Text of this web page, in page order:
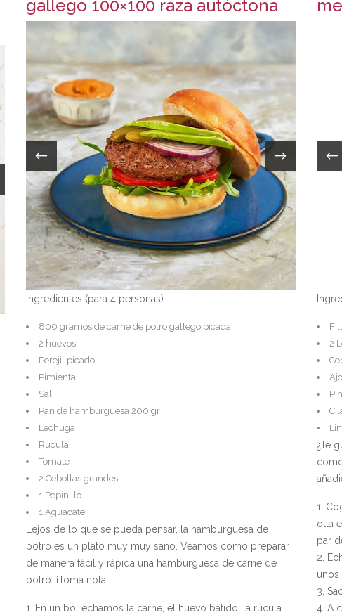
gallego 100×100 raza autóctona
Ingredientes (para 4 personas)
800 gramos de carne de potro gallego picada
2 huevos
Perejil picado
Pimienta
Sal
Pan de hamburguesa 200 gr
Lechuga
Rúcula
Tomate
2 Cebollas grandes
1 Pepinillo
1 Aguacate
Lejos de lo que se pueda pensar, la hamburguesa de
potro es un plato muy muy sano. Veamos como preparar
de manera fácil y rápida una hamburguesa de carne de
potro. ¡Toma nota!
En un bol echamos la carne, el huevo batido, la rúcula
2
Ajo
¿Te
olla
par
unos
A